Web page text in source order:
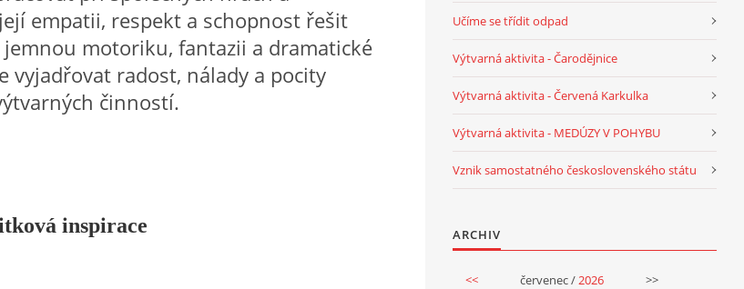
empatii, respekt a schopnost řešit
motoriku, fantazii a dramatické
vyjadřovat radost, nálady a pocity
činností.
inspirace
Učíme se třídit odpad
Výtvarná aktivita - Čarodějnice
Výtvarná aktivita - Červená Karkulka
Výtvarná aktivita - MEDÚZY V POHYBU
Vznik samostatného československého státu
ARCHIV
<< červenec / 2026 >>